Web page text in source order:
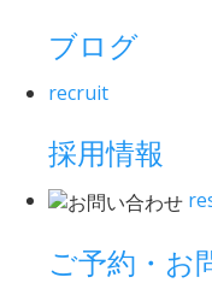
ブログ
recruit
採用情報
ご予約・お